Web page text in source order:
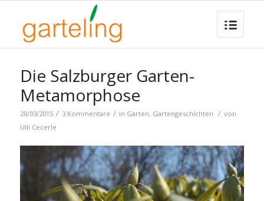
Die Salzburger Garten-
Metamorphose
28/03/2015 / 3 Kommentare / in Gärten, Gartengeschichten / von
Ulli Cecerle